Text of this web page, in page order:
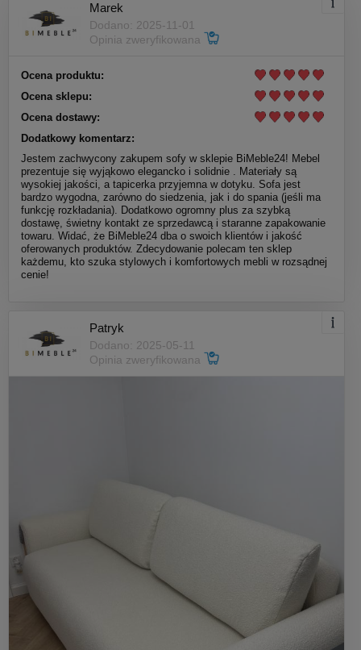
Marek
Dodano: 2025-11-01
Opinia zweryfikowana
Ocena produktu:
Ocena sklepu:
Ocena dostawy:
Dodatkowy komentarz:
Jestem zachwycony zakupem sofy w sklepie BiMeble24! Mebel
prezentuje się wyjąkowo elegancko i solidnie . Materiały są
wysokiej jakości, a tapicerka przyjemna w dotyku. Sofa jest
bardzo wygodna, zarówno do siedzenia, jak i do spania (jeśli ma
funkcję rozkładania). Dodatkowo ogromny plus za szybką
dostawę, świetny kontakt ze sprzedawcą i staranne zapakowanie
towaru. Widać, że BiMeble24 dba o swoich klientów i jakość
oferowanych produktów. Zdecydowanie polecam ten sklep
każdemu, kto szuka stylowych i komfortowych mebli w rozsądnej
cenie!
Patryk
Dodano: 2025-05-11
Opinia zweryfikowana